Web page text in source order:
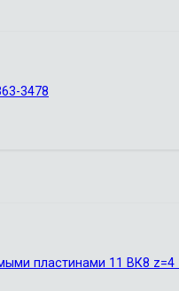
3478
пластинами 11 ВК8 z=4